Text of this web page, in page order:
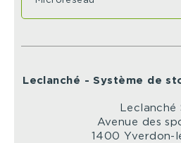
Leclanché - Système de
Leclanché
Avenue des
1400 Yverdon-